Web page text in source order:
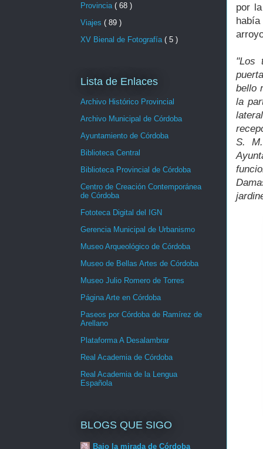
por
"Los
bello
la
S.
Provincia ( 68 )
Viajes ( 89 )
XV Bienal de Fotografía ( 5 )
Lista de Enlaces
Archivo Histórico Provincial
Archivo Municipal de Córdoba
Ayuntamiento de Córdoba
Biblioteca Central
Biblioteca Provincial de Córdoba
Centro de Creación Contemporánea
de Córdoba
Fototeca Digital del IGN
Gerencia Municipal de Urbanismo
Museo Arqueológico de Córdoba
Museo de Bellas Artes de Córdoba
Museo Julio Romero de Torres
Página Arte en Córdoba
Paseos por Córdoba de Ramírez de
Arellano
Plataforma A Desalambrar
Real Academia de Córdoba
Real Academia de la Lengua
Española
BLOGS QUE SIGO
Bajo la mirada de Córdoba